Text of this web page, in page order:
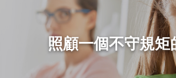
照顧一個不守規矩